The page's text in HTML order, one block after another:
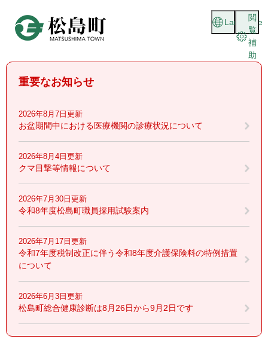
頭
閲
覧
補
助
Language
重要なお知らせ
2026年8月7日更新
お盆期間中における医療機関の診療状況について
2026年8月4日更新
クマ目撃等情報について
2026年7月30日更新
令和8年度松島町職員採用試験案内
2026年7月17日更新
令和7年度税制改正に伴う令和8年度介護保険料の特例措置
について
2026年6月3日更新
松島町総合健康診断は8月26日から9月2日です